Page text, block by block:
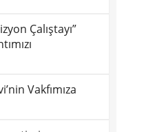
Çalıştayı”
Vakfımıza